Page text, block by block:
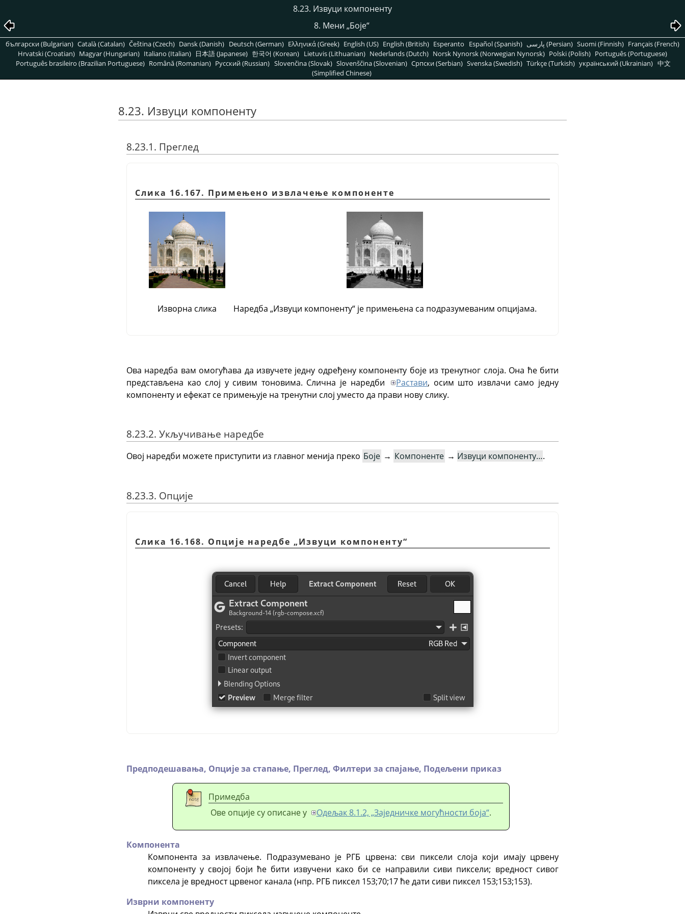
8.23. Извуци компоненту
8. Мени „Боје“
български (Bulgarian) Català (Catalan) Čeština (Czech) Dansk (Danish) Deutsch (German) Ελληνικά (Greek) English (US) English (British) Esperanto Español (Spanish) پارسی (Persian) Suomi (Finnish) Français (French)
Hrvatski (Croatian) Magyar (Hungarian) Italiano (Italian) 日本語 (Japanese) 한국어 (Korean) Lietuvis (Lithuanian) Nederlands (Dutch) Norsk Nynorsk (Norwegian Nynorsk) Polski (Polish) Português (Portuguese)
Português brasileiro (Brazilian Portuguese) Română (Romanian) Pусский (Russian) Slovenčina (Slovak) Slovenščina (Slovenian) Српски (Serbian) Svenska (Swedish) Türkçe (Turkish) український (Ukrainian) 中文
(Simplified Chinese)
8.23. Извуци компоненту
8.23.1. Преглед
Слика 16.167. Примењено извлачење компоненте
Изворна слика Наредба „Извуци компоненту“је примењена са подразумеваним опцијама.
Ова наредба вам омогућава да извучете једну одређену компоненту боје из тренутног слоја. Она ће бити
представљена као слој у сивим тоновима. Слична је наредби
Растави, осим што извлачи само једну
компоненту и ефекат се примењује на тренутни слој уместо да прави нову слику.
8.23.2. Укључивање наредбе
Овој наредби можете приступити из главног менија преко Боје → Компоненте → Извуци компоненту….
8.23.3. Опције
Слика 16.168. Опције наредбе „Извуци компоненту“
Предподешавања, Опције за стапање, Преглед, Филтери за спајање, Подељени приказ
Примедба
Ове опције су описане у
Одељак 8.1.2, „Заједничке могућности боја“.
Компонента
Компонента за извлачење. Подразумевано је РГБ црвена: сви пиксели слоја који имају црвену
компоненту у својој боји ће бити извучени како би се направили сиви пиксели; вредност сивог
пиксела је вредност црвеног канала (нпр. РГБ пиксел 153;70;17 ће дати сиви пиксел 153;153;153).
Изврни компоненту